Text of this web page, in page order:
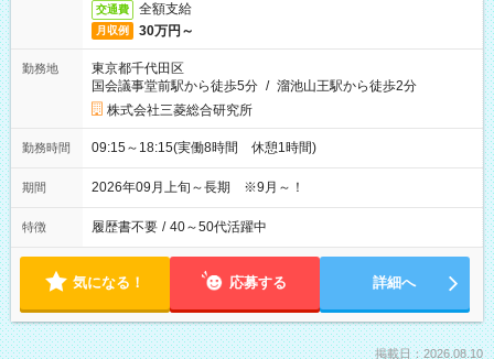
交通費 全額支給
月収例 30万円～
勤務地
東京都千代田区
国会議事堂前駅から徒歩5分 / 溜池山王駅から徒歩2分
株式会社三菱総合研究所
勤務時間 09:15～18:15(実働8時間 休憩1時間)
期間 2026年09月上旬～長期 ※9月～！
特徴 履歴書不要 / 40～50代活躍中
気になる！ 応募する 詳細へ
掲載日：2026.08.10